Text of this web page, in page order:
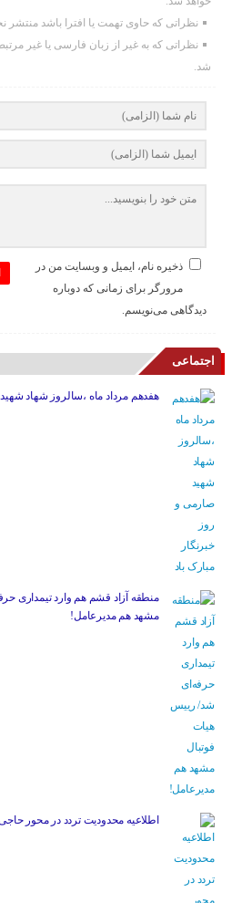
نظراتی که حاوی تهمت یا افترا باشد منتشر
نظراتی که به غیر از زبان فارسی یا غیر
شد.
ذخیره نام، ایمیل و وبسایت من در
مرورگر برای زمانی که دوباره
دیدگاهی می‌نویسم.
اجتماعی
هفدهم مرداد ماه ،سالروز شهاد
منطقه آزاد قشم هم وارد تیمداری
مشهد هم مدیرعامل!
اطلاعیه محدودیت تردد در محور